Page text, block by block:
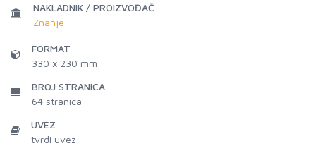
NAKLADNIK / PROIZVOĐAČ
Znanje
FORMAT
330 x 230 mm
BROJ STRANICA
64 stranica
UVEZ
tvrdi uvez